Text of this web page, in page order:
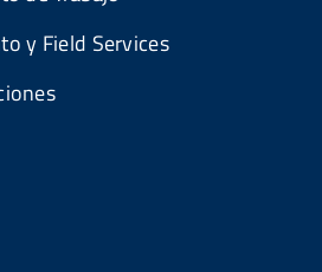
y Field Services